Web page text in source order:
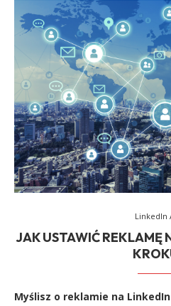
LinkedIn
JAK USTAWIĆ REKLAMĘ
Myślisz o reklamie na